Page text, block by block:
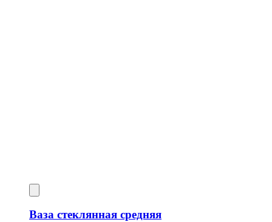
Ваза стеклянная средняя